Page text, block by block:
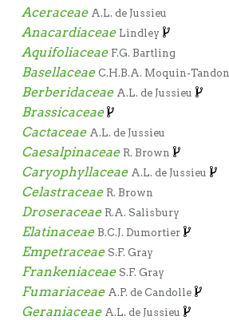
Aceraceae A.L. de Jussieu
Anacardiaceae Lindley
Aquifoliaceae F.G. Bartling
Basellaceae C.H.B.A. Moquin-Tandon
Berberidaceae A.L. de Jussieu
Brassicaceae
Cactaceae A.L. de Jussieu
Caesalpinaceae R. Brown
Caryophyllaceae A.L. de Jussieu
Celastraceae R. Brown
Droseraceae R.A. Salisbury
Elatinaceae B.C.J. Dumortier
Empetraceae S.F. Gray
Frankeniaceae S.F. Gray
Fumariaceae A.P. de Candolle
Geraniaceae A.L. de Jussieu